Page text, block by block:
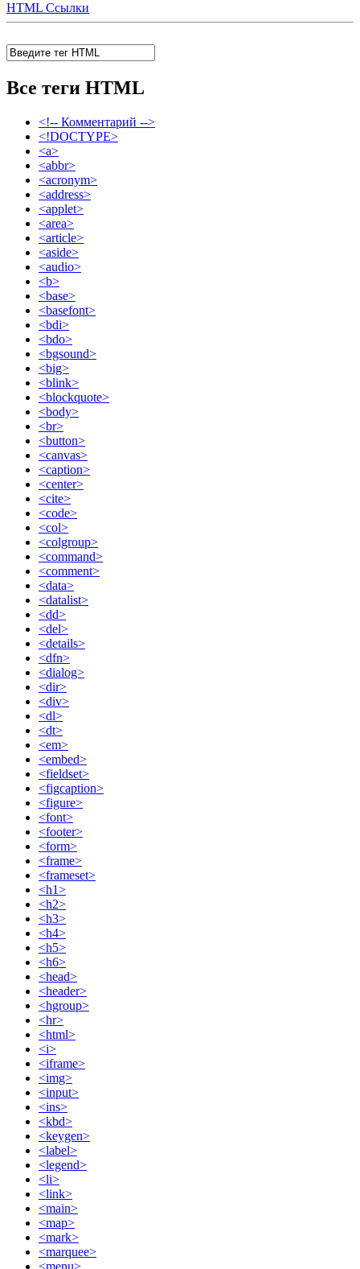
HTML Ссылки
Все теги HTML
<!-- Комментарий -->
<!DOCTYPE>
<a>
<abbr>
<acronym>
<address>
<applet>
<area>
<article>
<aside>
<audio>
<b>
<base>
<basefont>
<bdi>
<bdo>
<bgsound>
<big>
<blink>
<blockquote>
<body>
<br>
<button>
<canvas>
<caption>
<center>
<cite>
<code>
<col>
<colgroup>
<command>
<comment>
<data>
<datalist>
<dd>
<del>
<details>
<dfn>
<dialog>
<dir>
<div>
<dl>
<dt>
<em>
<embed>
<fieldset>
<figcaption>
<figure>
<font>
<footer>
<form>
<frame>
<frameset>
<h1>
<h2>
<h3>
<h4>
<h5>
<h6>
<head>
<header>
<hgroup>
<hr>
<html>
<i>
<iframe>
<img>
<input>
<ins>
<kbd>
<keygen>
<label>
<legend>
<li>
<link>
<main>
<map>
<mark>
<marquee>